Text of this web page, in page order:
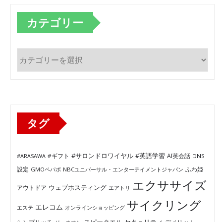
カテゴリー
テ
タグ
#ARASAWA #ギフト #サロンドロワイヤル #英語学習 AI英会話 DNS
設定 GMOペパボ NBCユニバーサル・エンターテイメントジャパン ふわ姫
アウトドア ウェブホスティング エアトリ エクササイズ
エステ エレコム オンラインショッピング サイクリング